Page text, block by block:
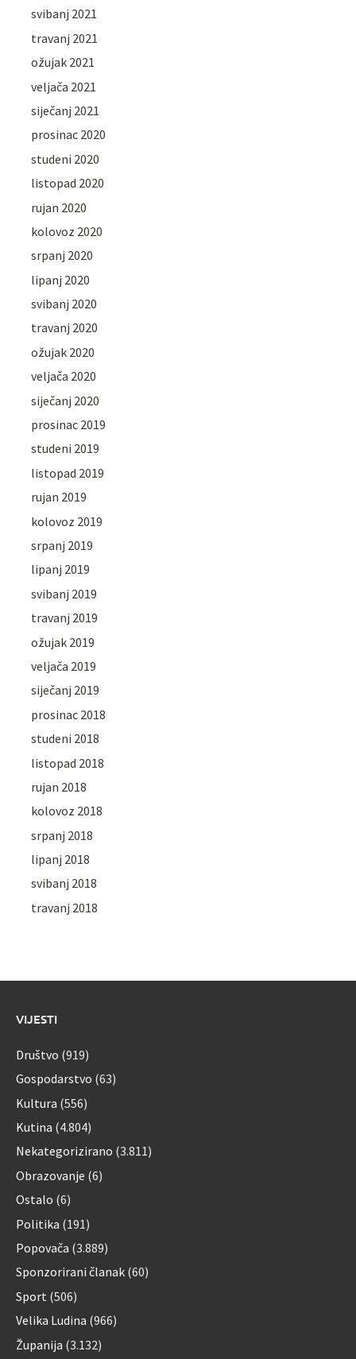
svibanj 2021
travanj 2021
ožujak 2021
veljača 2021
siječanj 2021
prosinac 2020
studeni 2020
listopad 2020
rujan 2020
kolovoz 2020
srpanj 2020
lipanj 2020
svibanj 2020
travanj 2020
ožujak 2020
veljača 2020
siječanj 2020
prosinac 2019
studeni 2019
listopad 2019
rujan 2019
kolovoz 2019
srpanj 2019
lipanj 2019
svibanj 2019
travanj 2019
ožujak 2019
veljača 2019
siječanj 2019
prosinac 2018
studeni 2018
listopad 2018
rujan 2018
kolovoz 2018
srpanj 2018
lipanj 2018
svibanj 2018
travanj 2018
VIJESTI
Društvo (919)
Gospodarstvo (63)
Kultura (556)
Kutina (4.804)
Nekategorizirano (3.811)
Obrazovanje (6)
Ostalo (6)
Politika (191)
Popovača (3.889)
Sponzorirani članak (60)
Sport (506)
Velika Ludina (966)
Županija (3.132)